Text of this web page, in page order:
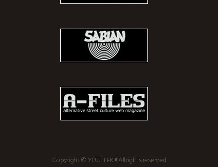
Copyright © YOUTH-K!!! All rights reserved